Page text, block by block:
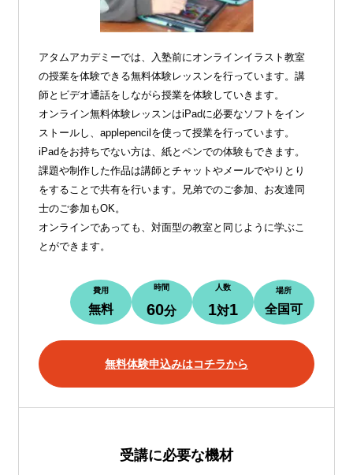
アタムアカデミーでは、入塾前にオンラインイラスト教室
の授業を体験できる無料体験レッスンを行っています。講
師とビデオ通話をしながら授業を体験していきます。
オンライン無料体験レッスンはiPadに必要なソフトをイン
ストールし、applepencilを使って授業を行っています。
iPadをお持ちでない方は、紙とペンでの体験もできます。
課題や制作した作品は講師とチャットやメールでやりとり
をすることで共有を行います。兄弟でのご参加、お友達同
士のご参加もOK。
オンラインであっても、対面型の教室と同じように学ぶこ
とができます。
費用
無料
時間
60分
人数
1対1
場所
全国可
無料体験申込みはコチラから
受講に必要な機材